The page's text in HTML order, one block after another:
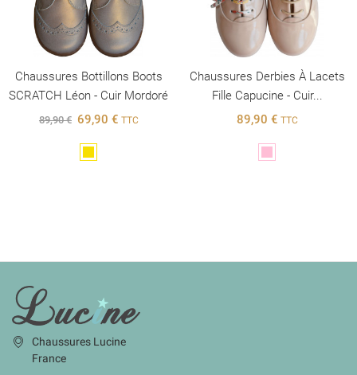
Chaussures Bottillons Boots
SCRATCH Léon - Cuir Mordoré
89,90 € 69,90 € TTC
Chaussures Derbies À Lacets
Fille Capucine - Cuir...
89,90 € TTC
INFORMATIONS
Chaussures Lucine
France